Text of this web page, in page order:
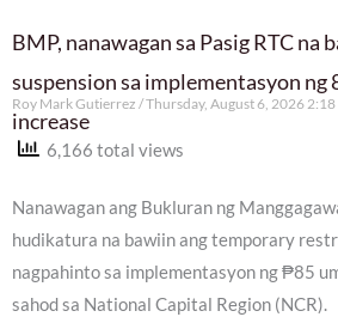
BMP, nanawagan sa Pasig RTC na
suspension sa implementasyon ng
increase
Roy Mark Gutierrez Thursday, August 6, 2026 2:18
6,166 total views
Nanawagan ang Bukluran ng
hudikatura na bawiin ang temporary
nagpahinto sa implementasyon ng ₱85
sahod sa National Capital Region (NCR).